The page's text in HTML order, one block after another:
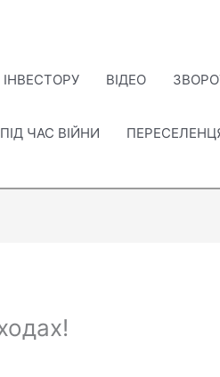
ІНВЕСТОРУ ВІДЕО
ЧАС ВІЙНИ